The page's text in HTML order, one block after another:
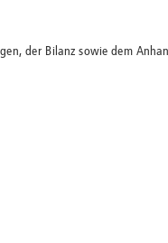
der Bilanz sowie dem